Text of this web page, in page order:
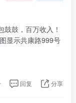
鼓，百万收入！
显示共康路999号
回复 分享